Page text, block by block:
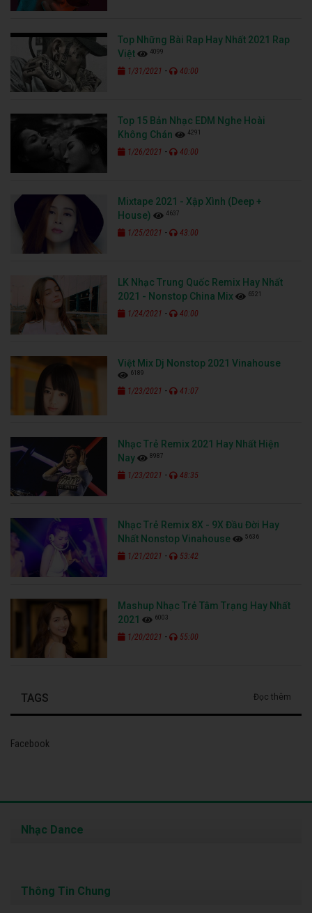
Top Những Bài Rap Hay Nhất 2021 Rap
Việt
4099
1/31/2021 - 40:00
Top 15 Bản Nhạc EDM Nghe Hoài
Không Chán
4291
1/26/2021 - 40:00
Mixtape 2021 - Xập Xình (Deep +
House)
4637
1/25/2021 - 43:00
LK Nhạc Trung Quốc Remix Hay Nhất
2021 - Nonstop China Mix
6521
1/24/2021 - 40:00
Việt Mix Dj Nonstop 2021 Vinahouse
6189
1/23/2021 - 41:07
Nhạc Trẻ Remix 2021 Hay Nhất Hiện
Nay
8987
1/23/2021 - 48:35
Nhạc Trẻ Remix 8X - 9X Đầu Đời Hay
Nhất Nonstop Vinahouse
5636
1/21/2021 - 53:42
Mashup Nhạc Trẻ Tâm Trạng Hay Nhất
2021
6003
1/20/2021 - 55:00
TAGS Đọc thêm
Facebook
Nhạc Dance
Thông Tin Chung